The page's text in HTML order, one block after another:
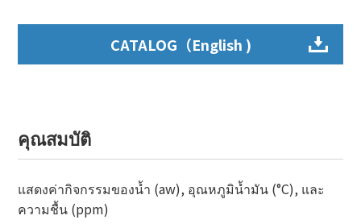
CATALOG（English )
คุณสมบัติ
แสดงค่ากิจกรรมของน้ำ (aw), อุณหภูมิน้ำมัน (°C), และ
ความชื้น (ppm)